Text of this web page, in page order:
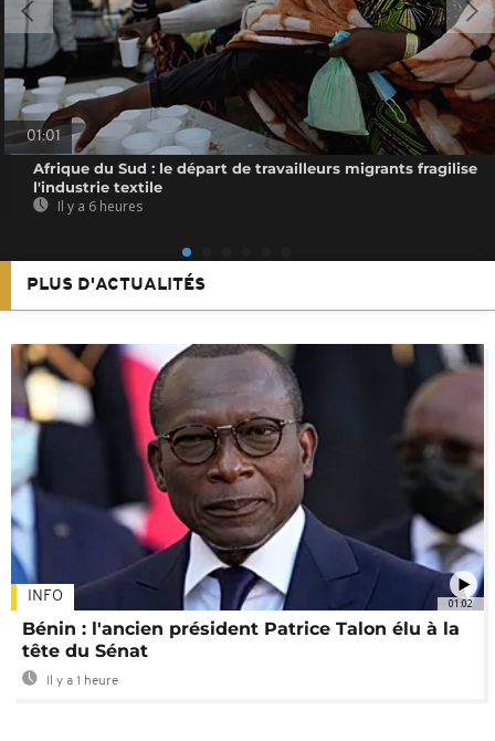
01:01
Afrique du Sud : le départ de travailleurs migrants fragilise
l'industrie textile
Il y a 6 heures
PLUS D'ACTUALITÉS
01:02
INFO
Bénin : l'ancien président Patrice Talon élu à la
tête du Sénat
Il y a 1 heure